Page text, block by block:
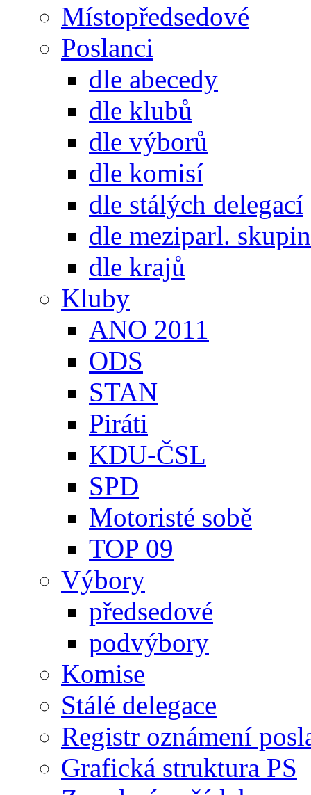
Místopředsedové
Poslanci
dle abecedy
dle klubů
dle výborů
dle komisí
dle stálých delegací
dle meziparl. skupin
dle krajů
Kluby
ANO 2011
ODS
STAN
Piráti
KDU-ČSL
SPD
Motoristé sobě
TOP 09
Výbory
předsedové
podvýbory
Komise
Stálé delegace
Registr oznámení
Grafická struktura PS